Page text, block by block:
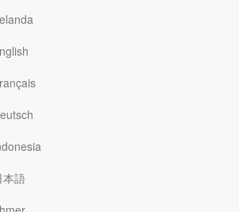
本語
menjangkau orang-orang di
Pelayanan